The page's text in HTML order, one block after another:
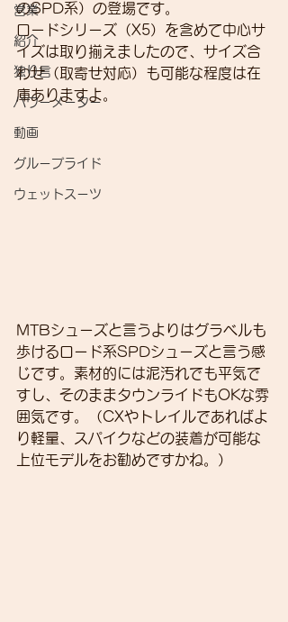
営業
紹介
独り言
パワーメーター
動画
グループライド
ウェットスーツ
のSPD系）の登場です。
ロードシリーズ（X5）を含めて中心サ
イズは取り揃えましたので、サイズ合
わせ（取寄せ対応）も可能な程度は在
庫ありますよ。
MTBシューズと言うよりはグラベルも
歩けるロード系SPDシューズと言う感
じです。素材的には泥汚れでも平気で
すし、そのままタウンライドもOKな雰
囲気です。（CXやトレイルであればよ
り軽量、スパイクなどの装着が可能な
上位モデルをお勧めですかね。）